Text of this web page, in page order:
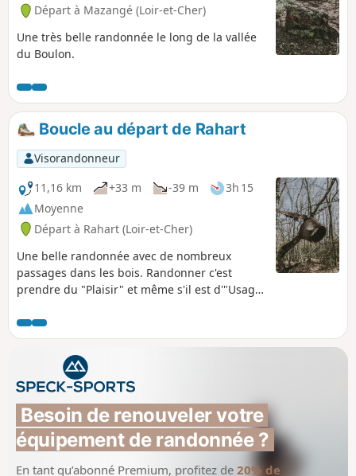
Départ à Mazangé (Loir-et-Cher)
Une très belle randonnée le long de la vallée
du Boulon.
Boucle au départ de Rahart
Visorandonneur
11,16 km
+33 m -39 m
3h 15
Moyenne
Départ à Rahart (Loir-et-Cher)
Une belle randonnée avec de nombreux
passages dans les bois. Randonner c'est
prendre du "Plaisir" et même s'il est d'"Usage
aucun "Souci " vous arriverez toujours à
l'église.
Besoin de renouveler votre
équipement de randonnée ?
En tant qu’abonné Premium, profitez de 20% de